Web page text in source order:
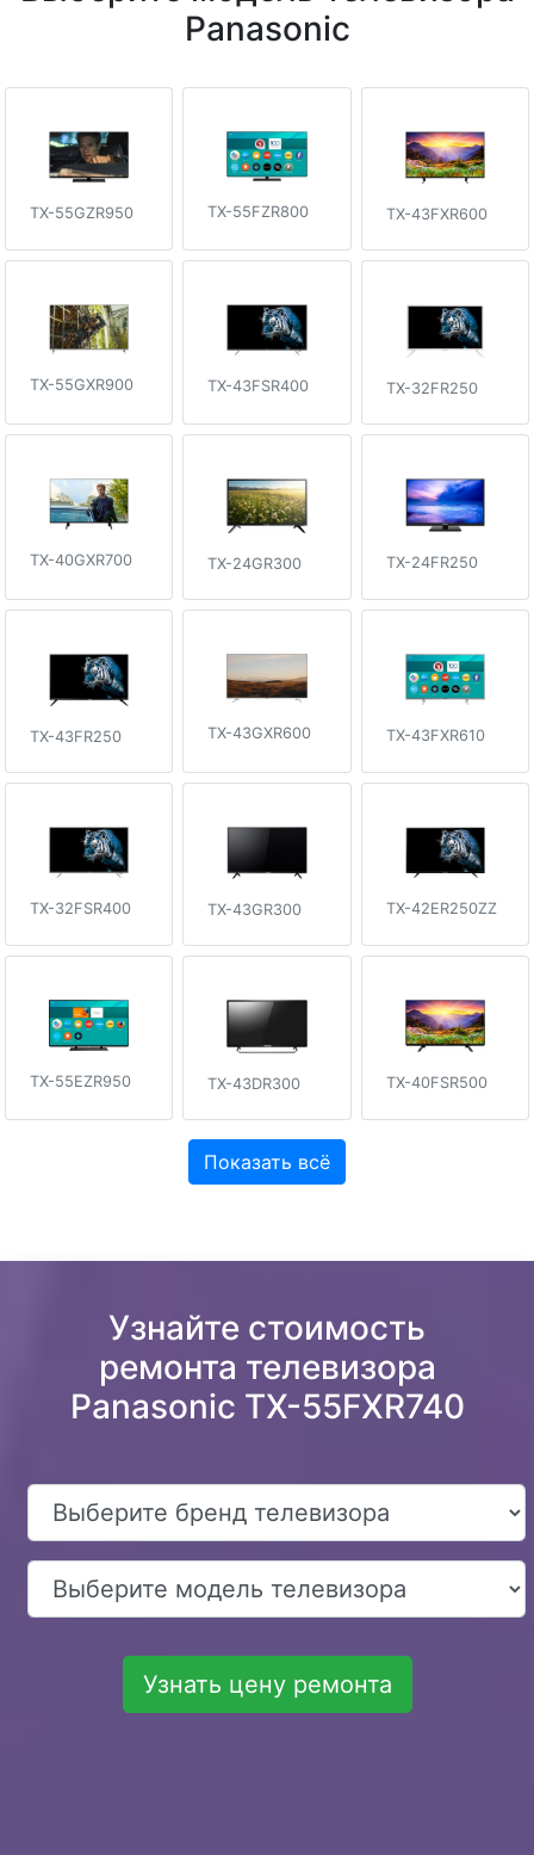
Panasonic
TX-55GZR950 TX-55FZR800 TX-43FXR600
TX-55GXR900 TX-43FSR400 TX-32FR250
TX-40GXR700 TX-24GR300 TX-24FR250
TX-43FR250 TX-43GXR600 TX-43FXR610
TX-32FSR400 TX-43GR300 TX-42ER250ZZ
TX-55EZR950 TX-43DR300 TX-40FSR500
Показать всё
Узнайте стоимость
ремонта телевизора
Panasonic TX-55FXR740
Узнать цену ремонта